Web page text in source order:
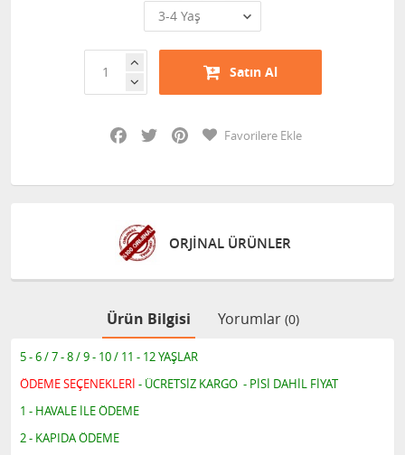
Satın Al
Facebook
Twitter PinterestFavorilere Ekle
ORJİNAL ÜRÜNLER
Ürün Bilgisi Yorumlar (0)
5 - 6 / 7 - 8 / 9 - 10 / 11 - 12 YAŞLAR
ÖDEME SEÇENEKLERİ - ÜCRETSİZ KARGO - PİSİ DAHİL FİYAT
1 - HAVALE İLE ÖDEME
2 - KAPIDA ÖDEME